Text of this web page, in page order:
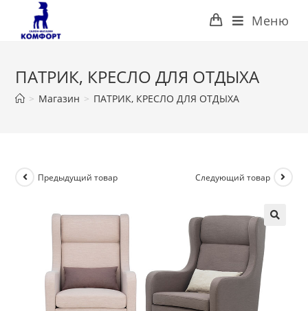
Перейти
содержимому
Меню
ПАТРИК, КРЕСЛО ДЛЯ ОТДЫХА
> Магазин > ПАТРИК, КРЕСЛО ДЛЯ ОТДЫХА
Предыдущий товар Следующий товар